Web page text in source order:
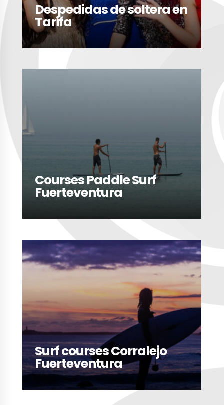
Despedidas de soltera en
Tarifa
Courses Paddle Surf
Fuerteventura
Surf courses Corralejo
Fuerteventura
LEER MÁS